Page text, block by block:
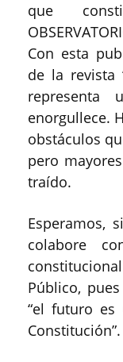
que
Con esta
de la revista
representa
enorgullece.
obstáculos
pero
traído.
Esperamos,
colabore
Público,
“el futuro es
Constitución”.